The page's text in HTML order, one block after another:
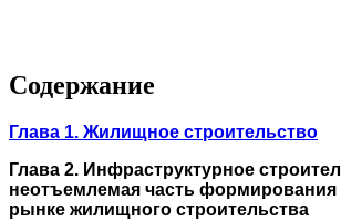
Содержание
Глава 1. Жилищное строительство
Глава 2. Инфраструктурное
неотъемлемая часть
рынке жилищного строительства